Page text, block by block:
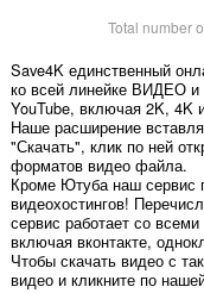
Total number
Save4K единственный
ко всей линейке ВИДЕО
YouTube, включая 2K, 4K
Наше расширение
"Скачать", клик по ней
форматов видео файла.
Кроме Ютуба наш сервис
видеохостингов!
сервис работает со
включая вконтакте,
Чтобы скачать видео с
видео и кликните по